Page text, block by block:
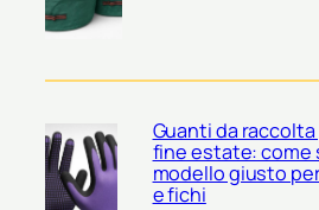
Guanti da
fine estate: come
modello giusto
e fichi